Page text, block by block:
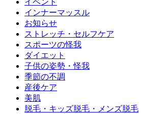
インナーマッスル
お知らせ
ストレッチ・セルフケア
スポーツの怪我
ダイエット
子供の姿勢・怪我
季節の不調
産後ケア
美肌
脱毛・キッズ脱毛・メンズ脱毛